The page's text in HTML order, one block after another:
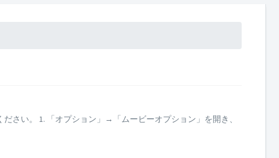
さい。 1. 「オプション」→「ムービーオプション」を開き、